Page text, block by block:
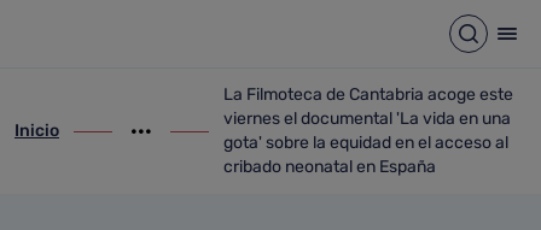
Abrir
ir-a inicio
Inicio
Mostrar opciones del camino de migas
ir-a La Filmoteca de Cantabria acoge
La Filmoteca de Cantabria acoge este
viernes el documental 'La vida en una
gota' sobre la equidad en el acceso al
cribado neonatal en España